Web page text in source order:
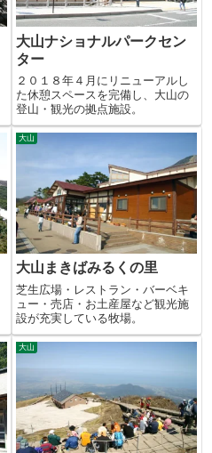
大山ナショナルパークセン
ター
２０１８年４月にリニューアルし
た休憩スペースを完備し、大山の
登山・観光の拠点施設。
大山
大山まきばみるくの里
芝生広場・レストラン・バーベキ
ュー・売店・お土産屋など観光施
設が充実している牧場。
大山